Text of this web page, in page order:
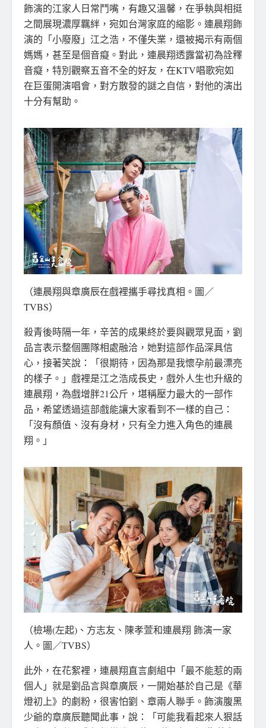
飾演的江家人日常鬥嘴，有趣又溫馨，在爭執與相挺
之間展現濃厚羈絆，宛如台灣家庭的縮影。連晨翔飾
演的「小廢廢」江之浩，不僅失業，還被揭示有兩個
媽媽，甚至是個音癡。對此，連晨翔透露當初為詮釋
音癡，特別觀察五音不全的好友，在KTV唱歌宛如
在巨蛋開演唱會，對方散發的謎之自信，對他的演出
十分有幫助。
（連晨翔與章廣辰在戲裡攜手尋找真相。圖／
TVBS）
殺青後時隔一年，辛苦的成果終於要與觀眾見面，劉
品言表示整個團隊相處融洽，她對這部作品深具信
心，接著笑說：「很期待，因為那是我懷孕前最漂亮
的樣子。」戲裡是江之浩成長史，戲外人生也升級的
連晨翔，為戲增胖21公斤，堪稱壓力最大的一部作
品，希望透過這部戲能讓大家看到不一樣的自己：
「沒有顏值、沒有身材，只有全力進入角色的連晨
翔。」
（檢場(左起)、方志友、陳孝萱和連晨翔 飾演一家
人。圖／TVBS）
此外，在花絮裡，連晨翔直言劇組中「最不能惹的兩
個人」就是劉品言與章廣辰，一開始基於自己是《華
燈初上》的劇粉，很害怕劉、章兩人聯手。飾演腹黑
少爺的章廣辰聽聞此事，說：「可能我看起來人狠話